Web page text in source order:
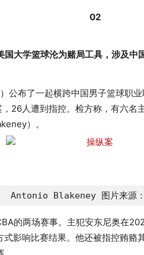
02
国大学篮球沦为赌局工具，涉及中
公布了一起横跨中国男子篮球职
，26人遭到指控。检方称，有六
）。
Antonio Blakeney 图片来源：
的两场赛事。主犯安东尼奥在
影响比赛结果。他还被指控贿赂